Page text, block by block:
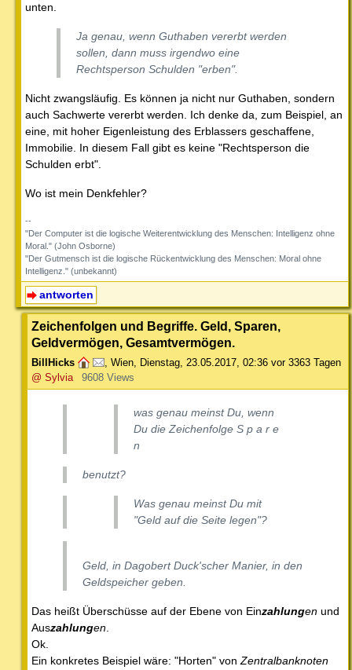
unten.
Ja genau, wenn Guthaben vererbt werden
sollen, dann muss irgendwo eine
Rechtsperson Schulden "erben".
Nicht zwangsläufig. Es können ja nicht nur Guthaben, sondern
auch Sachwerte vererbt werden. Ich denke da, zum Beispiel, an
eine, mit hoher Eigenleistung des Erblassers geschaffene,
Immobilie. In diesem Fall gibt es keine "Rechtsperson die
Schulden erbt".
Wo ist mein Denkfehler?
--
"Der Computer ist die logische Weiterentwicklung des Menschen: Intelligenz ohne
Moral." (John Osborne)
"Der Gutmensch ist die logische Rückentwicklung des Menschen: Moral ohne
Intelligenz." (unbekannt)
antworten
Zeichenfolgen und Begriffe. Geld, Sparen,
Geldvermögen, Gesamtvermögen.
BillHicks , Wien, Dienstag, 23.05.2017, 02:36 vor 3363 Tagen
@ Sylvia
9608 Views
was genau meinst Du, wenn
Du die Zeichenfolge S p a r e
n
benutzt?
Was genau meinst Du mit
"Geld auf die Seite legen"?
Geld, in Dagobert Duck'scher Manier, in den
Geldspeicher geben.
Das heißt Überschüsse auf der Ebene von Einzahlungen und
Auszahlungen
Ok.
Ein konkretes Beispiel wäre: "Horten" von Zentralbanknoten